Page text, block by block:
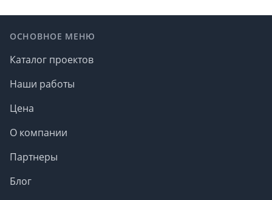
ОСНОВНОЕ МЕНЮ
Каталог проектов
Наши работы
Цена
О компании
Партнеры
Блог